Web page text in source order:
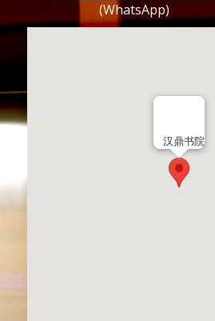
(WhatsApp)
汉鼎书院